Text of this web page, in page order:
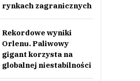
rynkach zagranicznych
Rekordowe wyniki
Orlenu. Paliwowy
gigant korzysta na
globalnej niestabilności